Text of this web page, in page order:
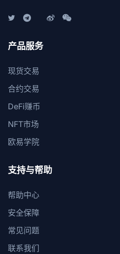
产品服务
现货交易
合约交易
DeFi赚币
NFT市场
欧易学院
支持与帮助
帮助中心
安全保障
常见问题
联系我们